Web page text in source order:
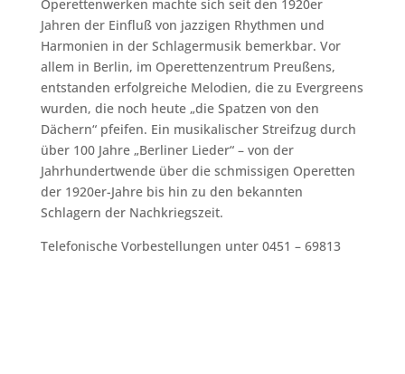
Operettenwerken machte sich seit den 1920er
Jahren der Einfluß von jazzigen Rhythmen und
Harmonien in der Schlagermusik bemerkbar. Vor
allem in Berlin, im Operettenzentrum Preußens,
entstanden erfolgreiche Melodien, die zu Evergreens
wurden, die noch heute „die Spatzen von den
Dächern“ pfeifen. Ein musikalischer Streifzug durch
über 100 Jahre „Berliner Lieder“ – von der
Jahrhundertwende über die schmissigen Operetten
der 1920er-Jahre bis hin zu den bekannten
Schlagern der Nachkriegszeit.
Telefonische Vorbestellungen unter 0451 – 69813